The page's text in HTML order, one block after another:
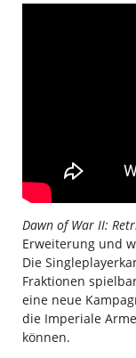
Dawn of War II:
Erweiterung und
Die
Fraktionen
eine neue
die Imperiale
können.